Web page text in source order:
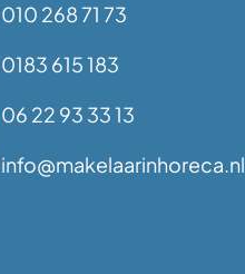
010 268 71 73
0183 615 183
06 22 93 33 13
info@makelaarinhoreca.nl